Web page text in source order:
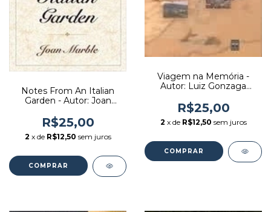
Notes From An Italian
Garden - Autor: Joan
R$25,00
2 x de R$12,50 sem juros
Viagem na Memória -
Autor: Luiz Gonzaga
[usado]
R$25,00
2 x de R$12,50 sem juros